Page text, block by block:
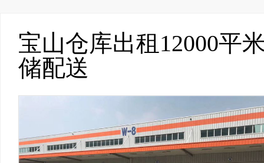
宝山仓库出租12000平
储配送